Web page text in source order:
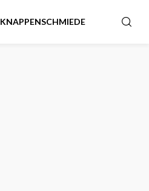
KNAPPENSCHMIEDE